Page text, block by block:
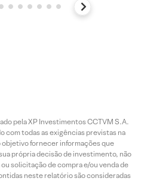
pela XP Investimentos CCTVM S.A.
com todas as exigências previstas na
fornecer informações que
própria decisão de investimento, não
solicitação de compra e/ou venda de
neste relatório são consideradas